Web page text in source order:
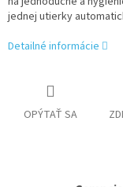
jednej utierky
Detailné informácie
OPÝTAŤ SA